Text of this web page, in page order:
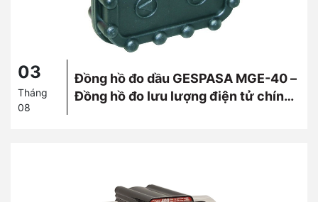
03
Tháng
08
Đồng hồ đo dầu GESPASA MGE-40 –
Đồng hồ đo lưu lượng điện tử chính